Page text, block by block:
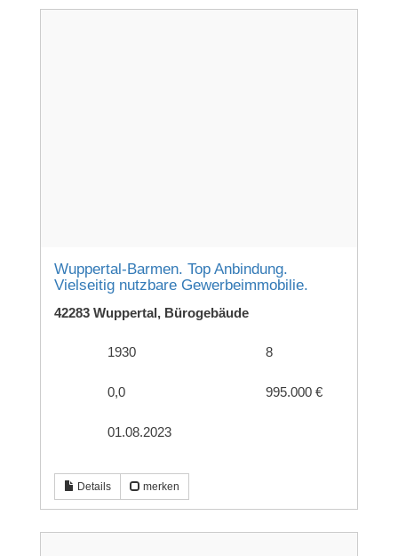
Wuppertal-Barmen. Top Anbindung.
Vielseitig nutzbare Gewerbeimmobilie.
42283 Wuppertal, Bürogebäude
1930 8
0,0 995.000 €
01.08.2023
Details merken